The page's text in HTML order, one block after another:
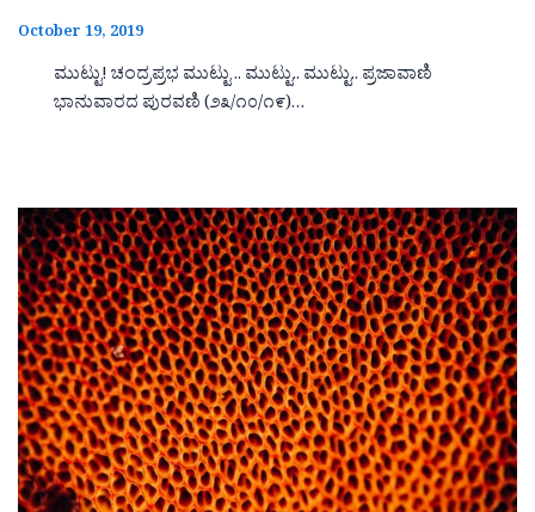
October 19, 2019
ಮುಟ್ಟು! ಚಂದ್ರಪ್ರಭ ಮುಟ್ಟು .. ಮುಟ್ಟು.. ಮುಟ್ಟು.. ಪ್ರಜಾವಾಣಿ
ಭಾನುವಾರದ ಪುರವಣಿ (೨೩/೧೦/೧೯)…